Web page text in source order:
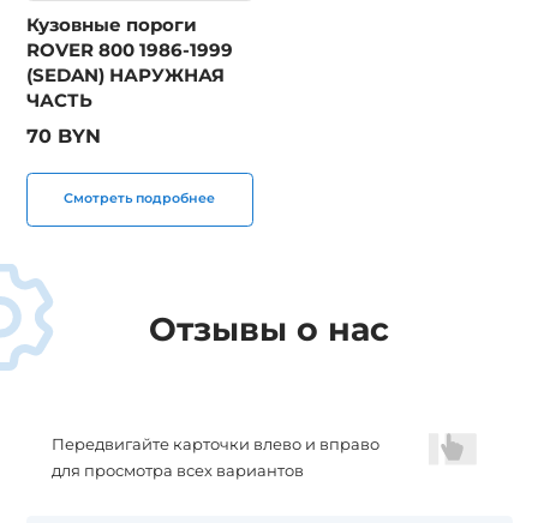
Кузовные пороги
ROVER 800 1986-1999
(SEDAN) НАРУЖНАЯ
ЧАСТЬ
70 BYN
Смотреть подробнее
Отзывы о нас
Передвигайте карточки влево и вправо
для просмотра всех вариантов